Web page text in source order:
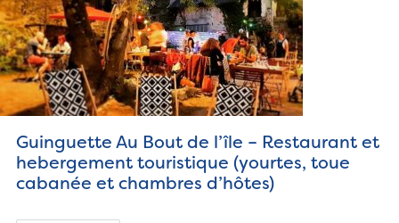
Guinguette Au Bout de l’île – Restaurant et
hebergement touristique (yourtes, toue
cabanée et chambres d’hôtes)